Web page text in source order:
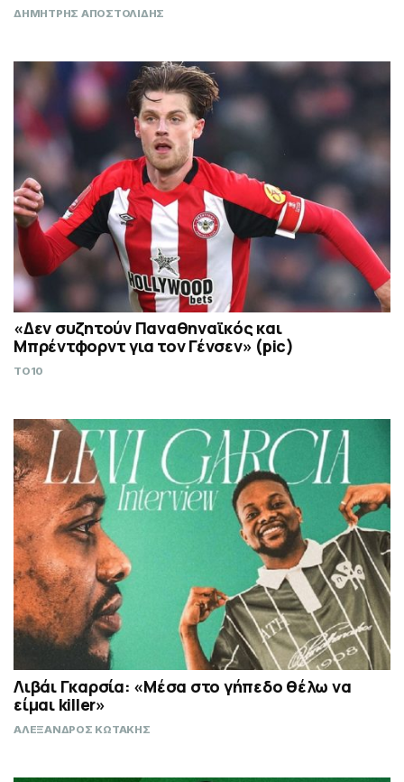
ΔΗΜΗΤΡΗΣ ΑΠΟΣΤΟΛΙΔΗΣ
«Δεν συζητούν Παναθηναϊκός και
Μπρέντφορντ για τον Γένσεν» (pic)
TO10
Λιβάι Γκαρσία: «Μέσα στο γήπεδο θέλω να
είμαι killer»
ΑΛΕΞΑΝΔΡΟΣ ΚΩΤΑΚΗΣ